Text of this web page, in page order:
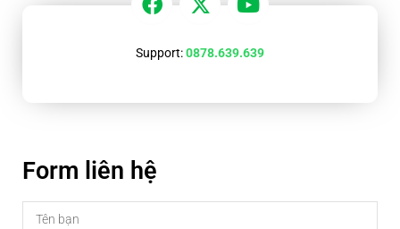
Support:0878.639.639
Form liên hệ